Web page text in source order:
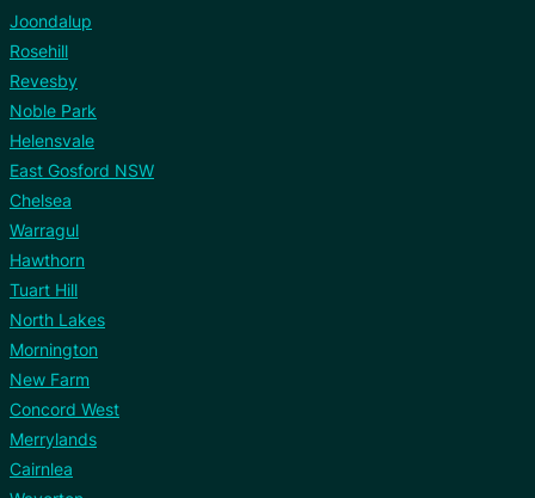
Joondalup
Rosehill
Revesby
Noble Park
Helensvale
East Gosford NSW
Chelsea
Warragul
Hawthorn
Tuart Hill
North Lakes
Mornington
New Farm
Concord West
Merrylands
Cairnlea